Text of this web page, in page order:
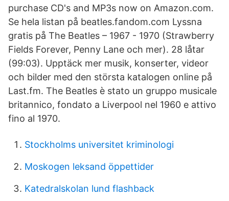
purchase CD's and MP3s now on Amazon.com.
Se hela listan på beatles.fandom.com Lyssna
gratis på The Beatles – 1967 - 1970 (Strawberry
Fields Forever, Penny Lane och mer). 28 låtar
(99:03). Upptäck mer musik, konserter, videor
och bilder med den största katalogen online på
Last.fm. The Beatles è stato un gruppo musicale
britannico, fondato a Liverpool nel 1960 e attivo
fino al 1970.
Stockholms universitet kriminologi
Moskogen leksand öppettider
Katedralskolan lund flashback